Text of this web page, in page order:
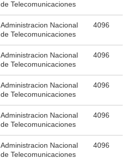
de Telecomunicaciones
Administracion Nacional
de Telecomunicaciones
4096
Administracion Nacional
de Telecomunicaciones
4096
Administracion Nacional
de Telecomunicaciones
4096
Administracion Nacional
de Telecomunicaciones
4096
Administracion Nacional
de Telecomunicaciones
4096